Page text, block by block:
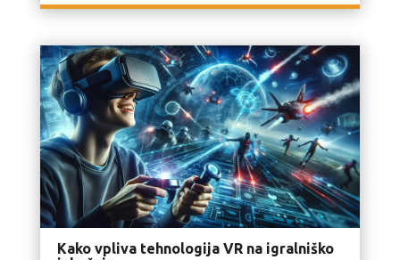
Kako vpliva tehnologija VR na igralniško